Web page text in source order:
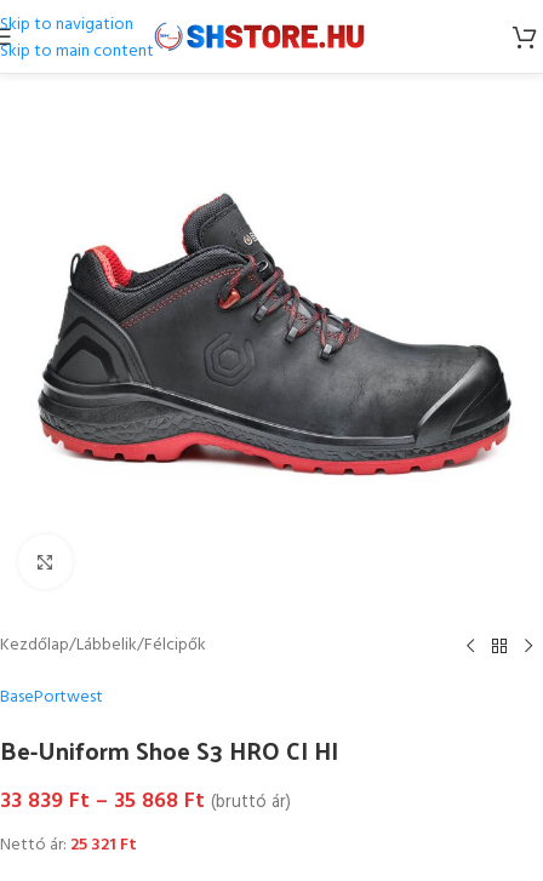
Skip to navigation
Skip to main content
Kezdőlap/Lábbelik/Félcipők
BasePortwest
Be-Uniform Shoe S3 HRO CI HI
33 839 Ft – 35 868 Ft (bruttó ár)
Nettó ár: 25 321 Ft